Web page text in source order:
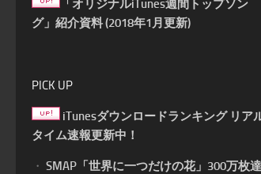
「オリジナルiTunes週間トップソン
グ」紹介資料 (2018年1月更新)
PICK UP
iTunesダウンロードランキング リア
タイム速報更新中！
・ SMAP「世界に一つだけの花」300万枚達